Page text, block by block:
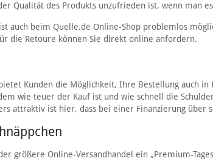
Qualität des Produkts unzufrieden ist, wenn man
auch beim Quelle.de Online-Shop problemlos
die Retoure können Sie direkt online anfordern.
Kunden die Möglichkeit, Ihre Bestellung auch
wie teuer der Kauf ist und wie schnell die
attraktiv ist hier, dass bei einer Finanzierung über
größere Online-Versandhandel ein „Premium-